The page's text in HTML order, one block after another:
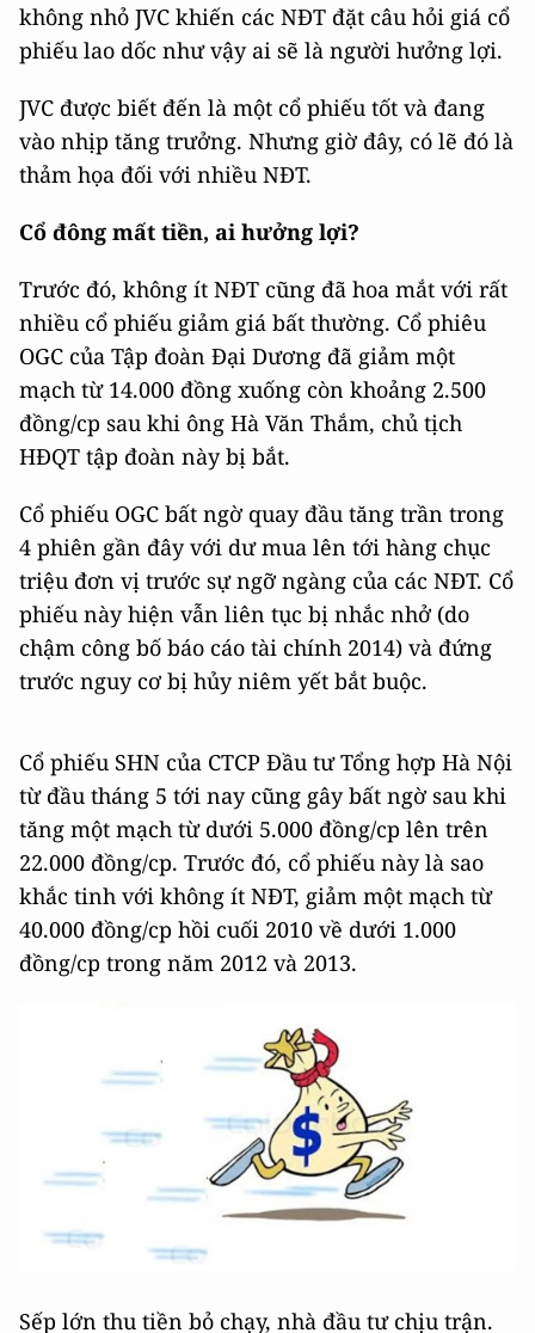
không nhỏ JVC khiến các NĐT đặt câu hỏi giá cổ
phiếu lao dốc như vậy ai sẽ là người hưởng lợi.
JVC được biết đến là một cổ phiếu tốt và đang
vào nhịp tăng trưởng. Nhưng giờ đây, có lẽ đó là
thảm họa đối với nhiều NĐT.
Cổ đông mất tiền, ai hưởng lợi?
Trước đó, không ít NĐT cũng đã hoa mắt với rất
nhiều cổ phiếu giảm giá bất thường. Cổ phiêu
OGC của Tập đoàn Đại Dương đã giảm một
mạch từ 14.000 đồng xuống còn khoảng 2.500
đồng/cp sau khi ông Hà Văn Thắm, chủ tịch
HĐQT tập đoàn này bị bắt.
Cổ phiếu OGC bất ngờ quay đầu tăng trần trong
4 phiên gần đây với dư mua lên tới hàng chục
triệu đơn vị trước sự ngỡ ngàng của các NĐT. Cổ
phiếu này hiện vẫn liên tục bị nhắc nhở (do
chậm công bố báo cáo tài chính 2014) và đứng
trước nguy cơ bị hủy niêm yết bắt buộc.
Cổ phiếu SHN của CTCP Đầu tư Tổng hợp Hà Nội
từ đầu tháng 5 tới nay cũng gây bất ngờ sau khi
tăng một mạch từ dưới 5.000 đồng/cp lên trên
22.000 đồng/cp. Trước đó, cổ phiếu này là sao
khắc tinh với không ít NĐT, giảm một mạch từ
40.000 đồng/cp hồi cuối 2010 về dưới 1.000
đồng/cp trong năm 2012 và 2013.
Sếp lớn thu tiền bỏ chạy, nhà đầu tư chịu trận.